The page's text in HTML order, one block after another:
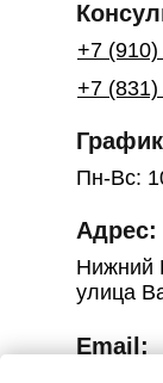
Email:
Нижний
улица
Адрес:
Пн-Вс:
+7
+7